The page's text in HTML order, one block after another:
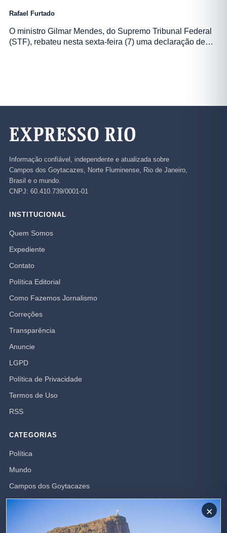
Rafael Furtado
O ministro Gilmar Mendes, do Supremo Tribunal Federal
(STF), rebateu nesta sexta-feira (7) uma declaração de…
Informação confiável, independente e atualizada sobre
Campos dos Goytacazes, Norte Fluminense, Rio de Janeiro,
Brasil e o mundo.
CNPJ: 60.410.739/0001-01
INSTITUCIONAL
Quem Somos
Expediente
Contato
Política Editorial
Como Fazemos Jornalismo
Correções
Transparência
Anuncie
LGPD
Política de Privacidade
Termos de Uso
RSS
CATEGORIAS
Política
Mundo
Campos dos Goytacazes
Brasil
×